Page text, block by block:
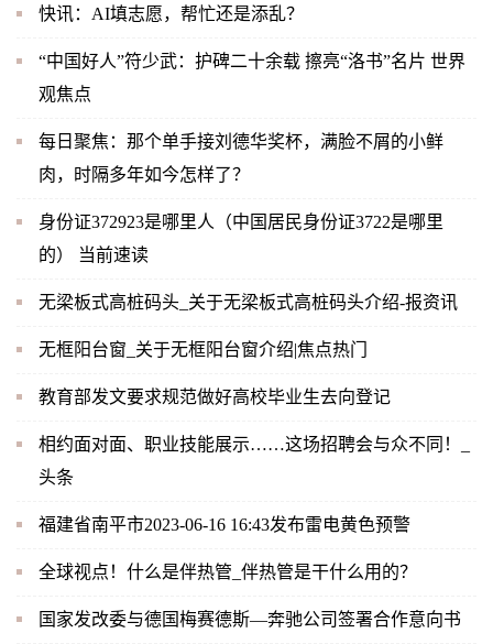
快讯：AI填志愿，帮忙还是添乱？
“中国好人”符少武：护碑二十余载 擦亮“洛书”名片 世界
观焦点
每日聚焦：那个单手接刘德华奖杯，满脸不屑的小鲜
肉，时隔多年如今怎样了？
身份证372923是哪里人（中国居民身份证3722是哪里
的） 当前速读
无梁板式高桩码头_关于无梁板式高桩码头介绍-报资讯
无框阳台窗_关于无框阳台窗介绍|焦点热门
教育部发文要求规范做好高校毕业生去向登记
相约面对面、职业技能展示……这场招聘会与众不同！_
头条
福建省南平市2023-06-16 16:43发布雷电黄色预警
全球视点！什么是伴热管_伴热管是干什么用的？
国家发改委与德国梅赛德斯—奔驰公司签署合作意向书